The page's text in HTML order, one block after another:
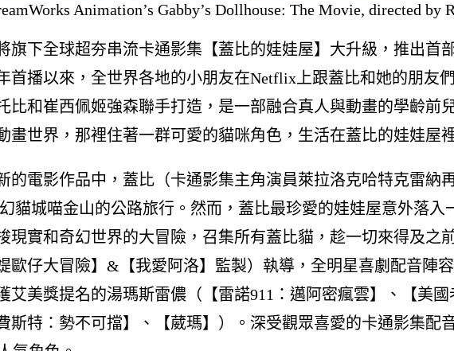
Animation’s Gabby’s Dollhouse: The Movie, directed by
旗下全球超夯串流卡通影集【蓋比的娃娃屋】大升級，推出
首播以來，全世界各地的小朋友在Netflix上跟蓋比和她的朋
比和崔西佩姬強森聯手打造，是一部融合真人與動畫的學齡前
畫世界，那裡住著一群可愛的貓咪角色，生活在蓋比的娃娃屋
的電影作品中，蓋比（卡通影集主角演員萊拉洛克哈特克雷納
貓城喵金山的公路旅行。然而，蓋比最珍愛的娃娃屋意外落
現實和奇幻世界的大冒險，召集所有蓋比貓，趁一切來得及之
歐仔大冒險】&【我愛阿洛】監製）執導，全明星喜劇配音陣
艾美獎提名的湯瑪斯雷儂（【雷諾911：邁阿密瘋雲】、【美
斯特：勢不可擋】、【葳瑪】）。深受觀眾喜愛的卡通影集配